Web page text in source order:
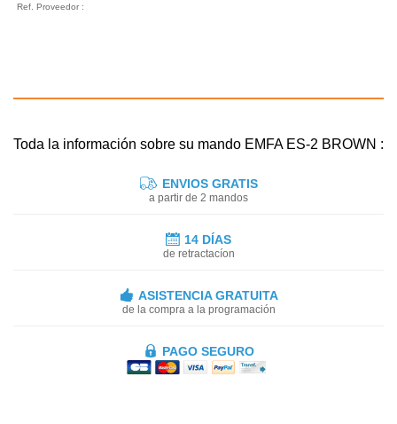
Ref. Proveedor :
Toda la información sobre su mando EMFA ES-2 BROWN :
ENVIOS GRATIS
a partir de 2 mandos
14 DÍAS
de retractacíon
ASISTENCIA GRATUITA
de la compra a la programación
PAGO SEGURO